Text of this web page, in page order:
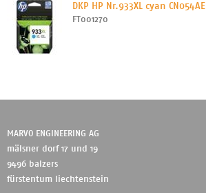
DKP HP Nr.933XL cyan CN054AE
FT001270
MARVO ENGINEERING AG
mälsner dorf 17 und 19
9496 balzers
fürstentum liechtenstein